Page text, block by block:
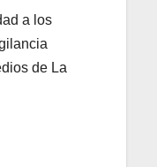
a los
de La